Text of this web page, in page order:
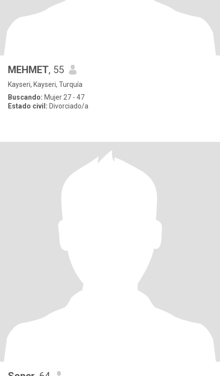
MEHMET, 55
Kayseri, Kayseri, Turquía
Buscando: Mujer 27 - 47
Estado civil: Divorciado/a